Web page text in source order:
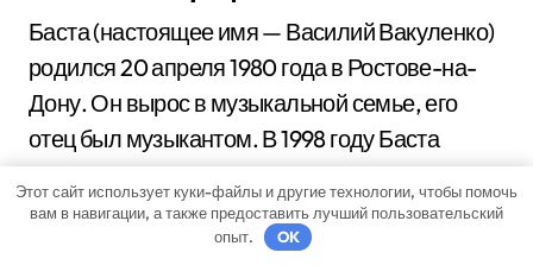
Баста (настоящее имя — Василий Вакуленко)
родился 20 апреля 1980 года в Ростове-на-
Дону. Он вырос в музыкальной семье, его
отец был музыкантом. В 1998 году Баста
переехал в Москву, где стал активно
заниматься музыкой. В 2003 году он записал
свой первый альбом «Город дорог». С тех пор
Этот сайт использует куки-файлы и другие технологии, чтобы помочь
вам в навигации, а также предоставить лучший пользовательский
опыт.
OK